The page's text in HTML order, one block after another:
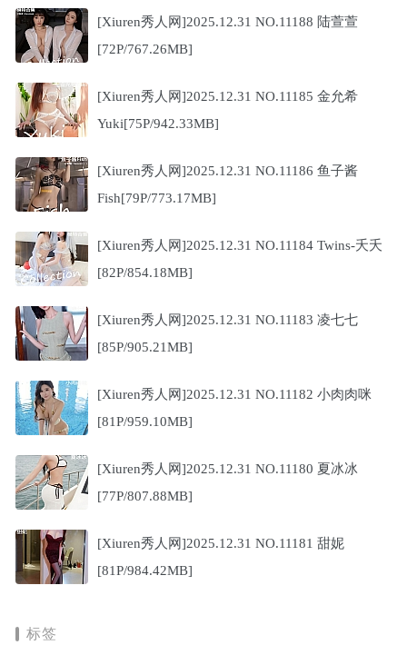
[Xiuren秀人网]2025.12.31 NO.11188 陆萱萱
[72P/767.26MB]
[Xiuren秀人网]2025.12.31 NO.11185 金允希
Yuki[75P/942.33MB]
[Xiuren秀人网]2025.12.31 NO.11186 鱼子酱
Fish[79P/773.17MB]
[Xiuren秀人网]2025.12.31 NO.11184 Twins-夭夭
[82P/854.18MB]
[Xiuren秀人网]2025.12.31 NO.11183 凌七七
[85P/905.21MB]
[Xiuren秀人网]2025.12.31 NO.11182 小肉肉咪
[81P/959.10MB]
[Xiuren秀人网]2025.12.31 NO.11180 夏冰冰
[77P/807.88MB]
[Xiuren秀人网]2025.12.31 NO.11181 甜妮
[81P/984.42MB]
标签